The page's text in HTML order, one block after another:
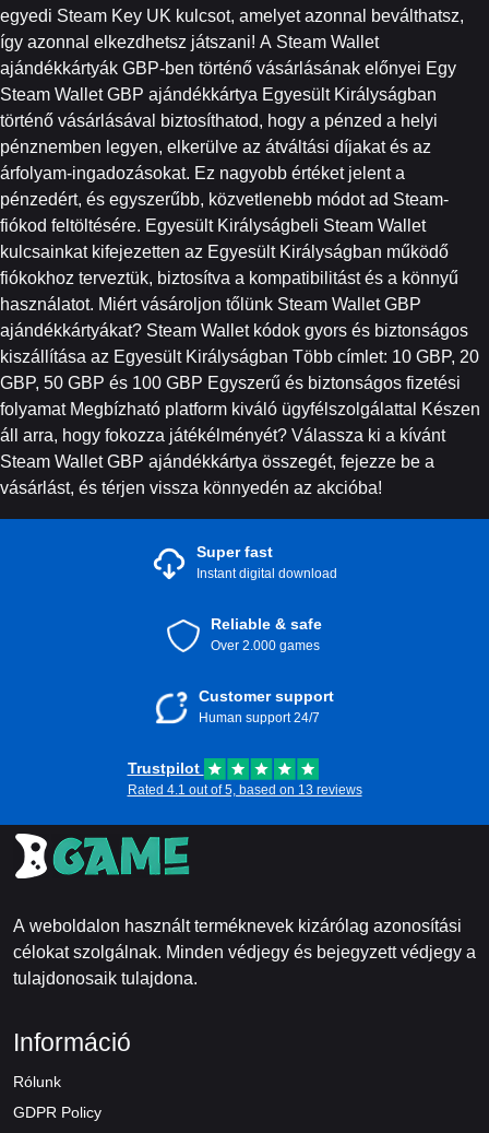
egyedi Steam Key UK kulcsot, amelyet azonnal beválthatsz,
így azonnal elkezdhetsz játszani! A Steam Wallet
ajándékkártyák GBP-ben történő vásárlásának előnyei Egy
Steam Wallet GBP ajándékkártya Egyesült Királyságban
történő vásárlásával biztosíthatod, hogy a pénzed a helyi
pénznemben legyen, elkerülve az átváltási díjakat és az
árfolyam-ingadozásokat. Ez nagyobb értéket jelent a
pénzedért, és egyszerűbb, közvetlenebb módot ad Steam-
fiókod feltöltésére. Egyesült Királyságbeli Steam Wallet
kulcsainkat kifejezetten az Egyesült Királyságban működő
fiókokhoz terveztük, biztosítva a kompatibilitást és a könnyű
használatot. Miért vásároljon tőlünk Steam Wallet GBP
ajándékkártyákat? Steam Wallet kódok gyors és biztonságos
kiszállítása az Egyesült Királyságban Több címlet: 10 GBP, 20
GBP, 50 GBP és 100 GBP Egyszerű és biztonságos fizetési
folyamat Megbízható platform kiváló ügyfélszolgálattal Készen
áll arra, hogy fokozza játékélményét? Válassza ki a kívánt
Steam Wallet GBP ajándékkártya összegét, fejezze be a
vásárlást, és térjen vissza könnyedén az akcióba!
Super fast
Instant digital download
Reliable & safe
Over 2.000 games
Customer support
Human support 24/7
Trustpilot
Rated 4.1 out of 5, based on 13 reviews
A weboldalon használt terméknevek kizárólag azonosítási
célokat szolgálnak. Minden védjegy és bejegyzett védjegy a
tulajdonosaik tulajdona.
Információ
Rólunk
GDPR Policy